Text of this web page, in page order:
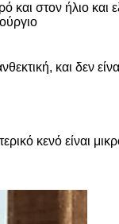
και στον ήλιο και
και δεν
κενό είναι